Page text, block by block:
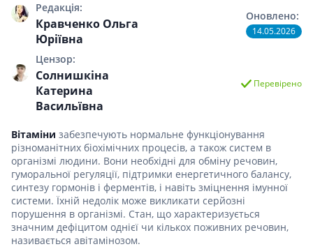
Редакція:
Кравченко Ольга
Юріївна
Цензор:
Солнишкіна
Катерина
Васильївна
Оновлено:
14.05.2026
Перевірено
Вітаміни забезпечують нормальне функціонування
різноманітних біохімічних процесів, а також систем в
організмі людини. Вони необхідні для обміну речовин,
гуморальної регуляції, підтримки енергетичного балансу,
синтезу гормонів і ферментів, і навіть зміцнення імунної
системи. Їхній недолік може викликати серйозні
порушення в організмі. Стан, що характеризується
значним дефіцитом однієї чи кількох поживних речовин,
називається авітамінозом.